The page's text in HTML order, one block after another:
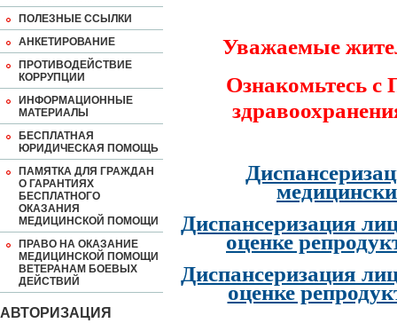
ПОЛЕЗНЫЕ ССЫЛКИ
АНКЕТИРОВАНИЕ
ПРОТИВОДЕЙСТВИЕ
КОРРУПЦИИ
ИНФОРМАЦИОННЫЕ
МАТЕРИАЛЫ
БЕСПЛАТНАЯ
ЮРИДИЧЕСКАЯ ПОМОЩЬ
ПАМЯТКА ДЛЯ ГРАЖДАН
О ГАРАНТИЯХ
БЕСПЛАТНОГО
ОКАЗАНИЯ
МЕДИЦИНСКОЙ ПОМОЩИ
ПРАВО НА ОКАЗАНИЕ
МЕДИЦИНСКОЙ ПОМОЩИ
ВЕТЕРАНАМ БОЕВЫХ
ДЕЙСТВИЙ
АВТОРИЗАЦИЯ
Уважаемые
Ознакомьтесь
Диспансеризация
оценке
Диспансеризация
оценке